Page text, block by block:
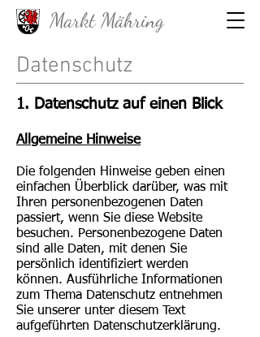
Markt Mähring
Datenschutz
1. Datenschutz auf einen Blick
Allgemeine Hinweise
Die folgenden Hinweise geben einen
einfachen Überblick darüber, was mit
Ihren personenbezogenen Daten
passiert, wenn Sie diese Website
besuchen. Personenbezogene Daten
sind alle Daten, mit denen Sie
persönlich identifiziert werden
können. Ausführliche Informationen
zum Thema Datenschutz entnehmen
Sie unserer unter diesem Text
aufgeführten Datenschutzerklärung.